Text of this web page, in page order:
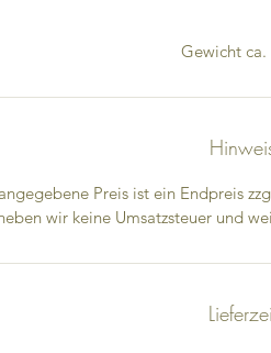
Gewicht ca.
Preis ist ein Endpreis
wir keine Umsatzsteuer und